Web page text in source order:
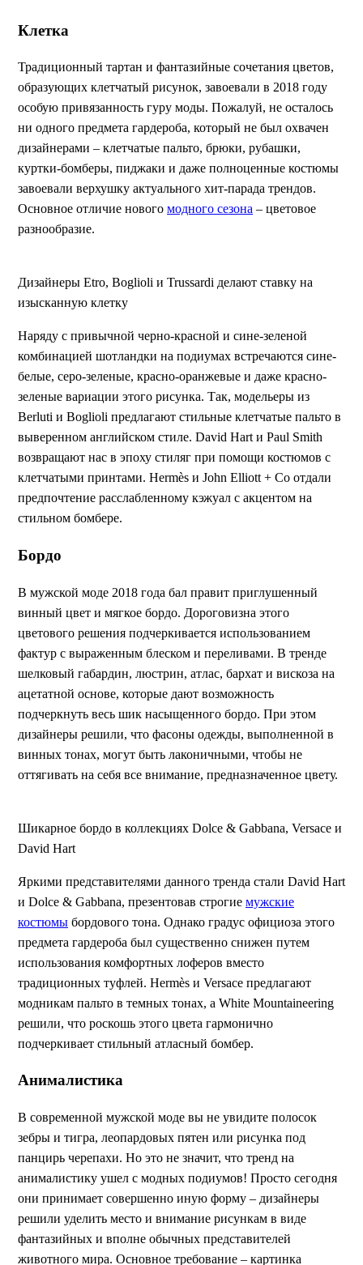
Клетка
Традиционный тартан и фантазийные сочетания цветов,
образующих клетчатый рисунок, завоевали в 2018 году
особую привязанность гуру моды. Пожалуй, не осталось
ни одного предмета гардероба, который не был охвачен
дизайнерами – клетчатые пальто, брюки, рубашки,
куртки-бомберы, пиджаки и даже полноценные костюмы
завоевали верхушку актуального хит-парада трендов.
Основное отличие нового модного сезона – цветовое
разнообразие.
Дизайнеры Etro, Boglioli и Trussardi делают ставку на
изысканную клетку
Наряду с привычной черно-красной и сине-зеленой
комбинацией шотландки на подиумах встречаются сине-
белые, серо-зеленые, красно-оранжевые и даже красно-
зеленые вариации этого рисунка. Так, модельеры из
Berluti и Boglioli предлагают стильные клетчатые пальто в
выверенном английском стиле. David Hart и Paul Smith
возвращают нас в эпоху стиляг при помощи костюмов с
клетчатыми принтами. Hermès и John Elliott + Co отдали
предпочтение расслабленному кэжуал с акцентом на
стильном бомбере.
Бордо
В мужской моде 2018 года бал правит приглушенный
винный цвет и мягкое бордо. Дороговизна этого
цветового решения подчеркивается использованием
фактур с выраженным блеском и переливами. В тренде
шелковый габардин, люстрин, атлас, бархат и вискоза на
ацетатной основе, которые дают возможность
подчеркнуть весь шик насыщенного бордо. При этом
дизайнеры решили, что фасоны одежды, выполненной в
винных тонах, могут быть лаконичными, чтобы не
оттягивать на себя все внимание, предназначенное цвету.
Шикарное бордо в коллекциях Dolce & Gabbana, Versace и
David Hart
Яркими представителями данного тренда стали David Hart
и Dolce & Gabbana, презентовав строгие мужские
костюмы бордового тона. Однако градус официоза этого
предмета гардероба был существенно снижен путем
использования комфортных лоферов вместо
традиционных туфлей. Hermès и Versace предлагают
модникам пальто в темных тонах, а White Mountaineering
решили, что роскошь этого цвета гармонично
подчеркивает стильный атласный бомбер.
Анималистика
В современной мужской моде вы не увидите полосок
зебры и тигра, леопардовых пятен или рисунка под
панцирь черепахи. Но это не значит, что тренд на
анималистику ушел с модных подиумов! Просто сегодня
они принимает совершенно иную форму – дизайнеры
решили уделить место и внимание рисункам в виде
фантазийных и вполне обычных представителей
животного мира. Основное требование – картинка